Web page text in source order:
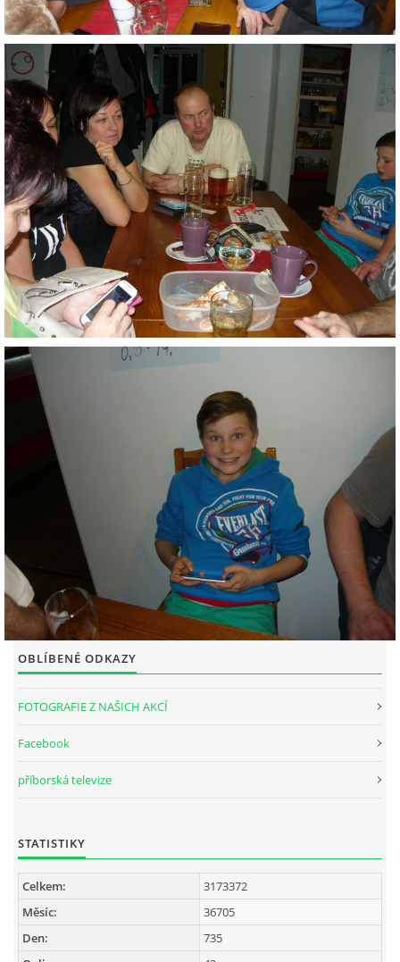
OBLÍBENÉ ODKAZY
FOTOGRAFIE Z NAŠICH AKCÍ
Facebook
příborská televize
STATISTIKY
Celkem:
3173372
Měsíc:
36705
Den:
735